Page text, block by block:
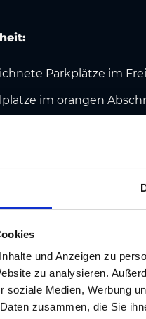
und Anzeigen zu
zu analysieren.
soziale Medien, Werbung
zusammen, die Sie
Parkplätze im
im orangen
Graz im Überblick -